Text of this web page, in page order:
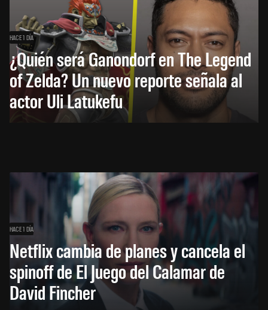
HACE 1 DÍA
¿Quién será Ganondorf en The Legend
of Zelda? Un nuevo reporte señala al
actor Uli Latukefu
HACE 1 DÍA
Netflix cambia de planes y cancela el
spinoff de El Juego del Calamar de
David Fincher